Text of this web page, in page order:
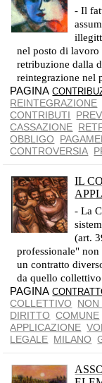
- Il
nel posto di
retribuzione dalla
reintegrazione nel
PAGINA
REINTEGRAZIONE
CONTRIBUTI
CASSAZIONE
OBBLIGO
CONTROVERSIA
IL
- La
(art.
professionale" non
un contratto
da quello
PAGINA
COLLETTIVO
NON
DIRITTO COMUNE
APPLICAZIONE
LEGALE MILANO